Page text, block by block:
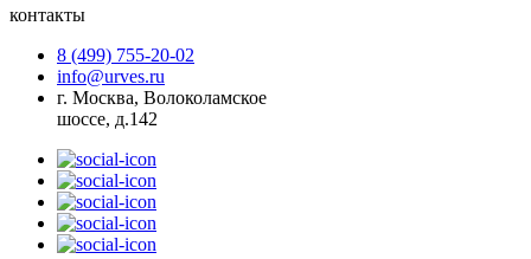
контакты
8 (499) 755-20-02
info@urves.ru
г. Москва, Волоколамское
шоссе, д.142